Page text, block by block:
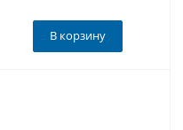
В корзину